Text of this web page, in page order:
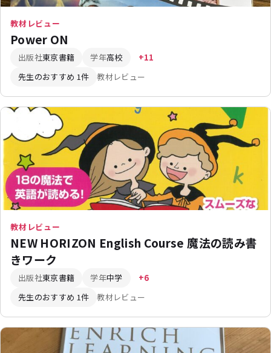
教材レビュー
Power ON
出版社東京書籍 学年高校
+11
先生のおすすめ 1件
教材レビュー
教材レビュー
NEW HORIZON English Course 魔法の読み書
きワーク
出版社東京書籍 学年中学
+6
先生のおすすめ 1件
教材レビュー